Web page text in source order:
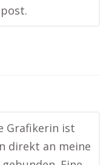
Grafikerin ist
direkt an meine